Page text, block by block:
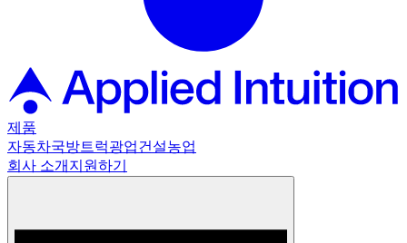
제품
자동차국방트럭광업건설농업
회사 소개 지원하기